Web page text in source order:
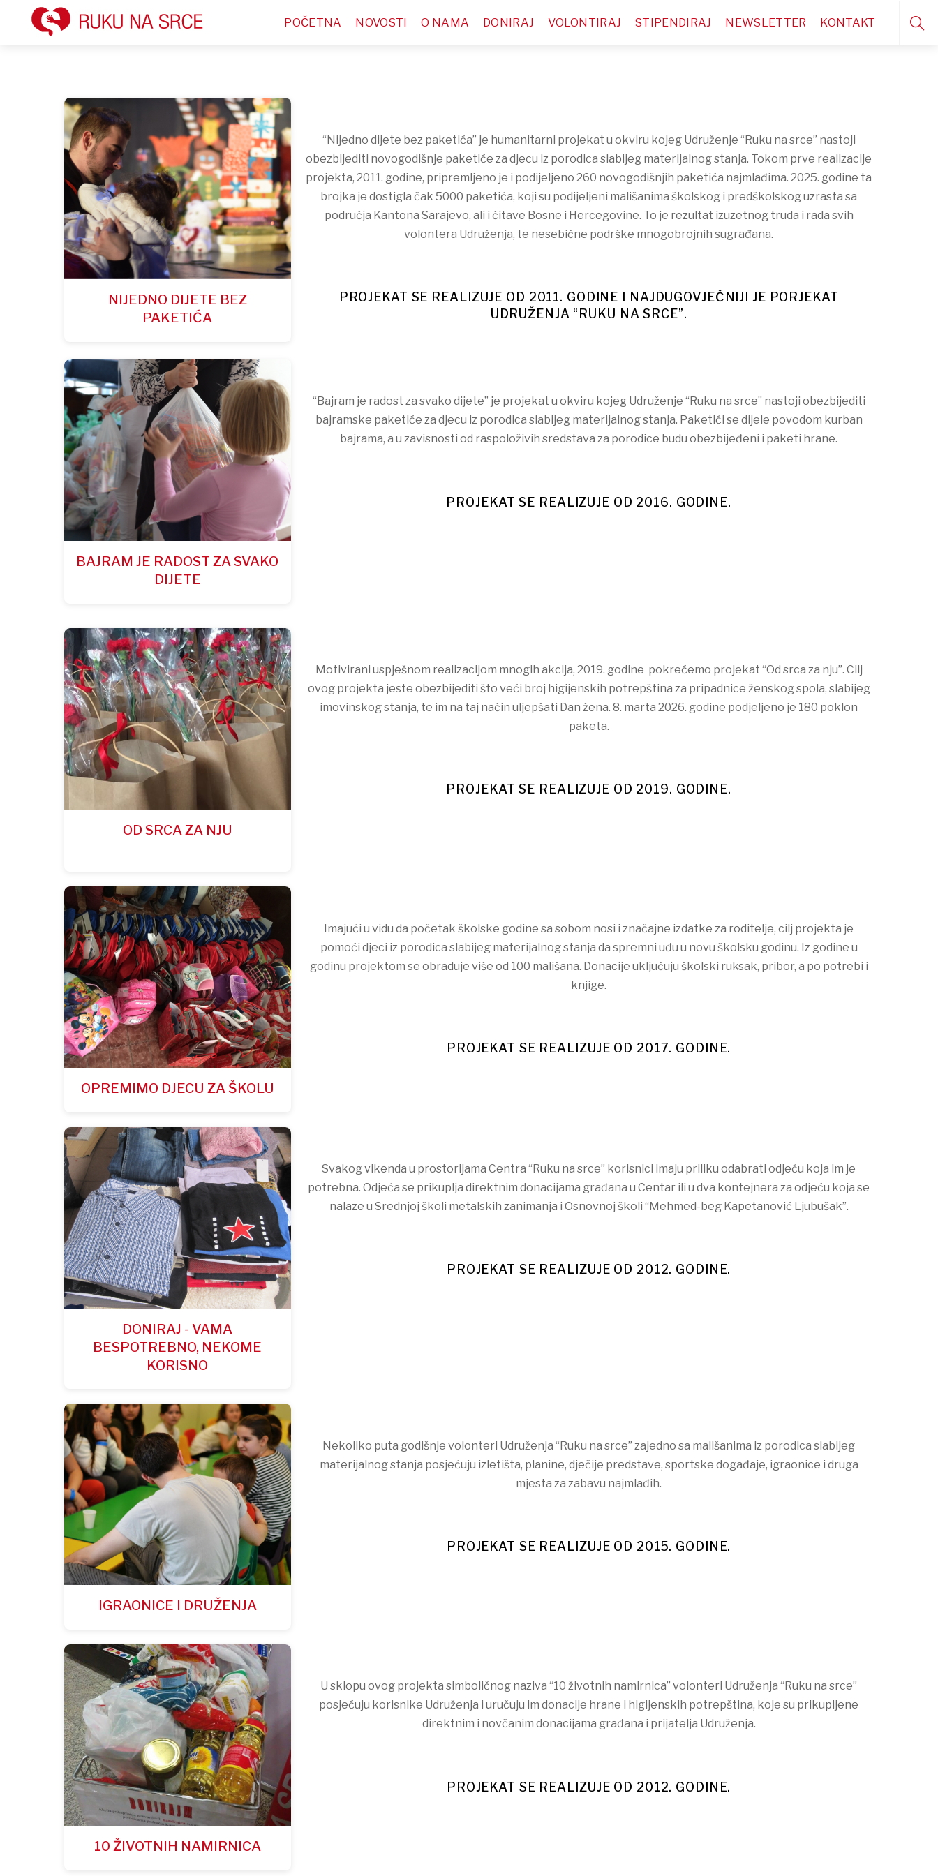
POČETNA NOVOSTI O NAMA DONIRAJ VOLONTIRAJ STIPENDIRAJ NEWSLETTER KONTAKT
NIJEDNO DIJETE BEZ
PAKETIĆA
“Nijedno dijete bez paketića” je humanitarni projekat u okviru kojeg Udruženje “Ruku na srce” nastoji
obezbijediti novogodišnje paketiće za djecu iz porodica slabijeg materijalnog stanja. Tokom prve realizacije
projekta, 2011. godine, pripremljeno je i podijeljeno 260 novogodišnjih paketića najmlađima. 2025. godine ta
brojka je dostigla čak 5000 paketića, koji su podijeljeni mališanima školskog i predškolskog uzrasta sa
područja Kantona Sarajevo, ali i čitave Bosne i Hercegovine. To je rezultat izuzetnog truda i rada svih
volontera Udruženja, te nesebične podrške mnogobrojnih sugrađana.
PROJEKAT SE REALIZUJE OD 2011. GODINE I NAJDUGOVJEČNIJI JE PORJEKAT
UDRUŽENJA “RUKU NA SRCE”.
BAJRAM JE RADOST ZA SVAKO
DIJETE
“Bajram je radost za svako dijete” je projekat u okviru kojeg Udruženje “Ruku na srce” nastoji obezbijediti
bajramske paketiće za djecu iz porodica slabijeg materijalnog stanja. Paketići se dijele povodom kurban
bajrama, a u zavisnosti od raspoloživih sredstava za porodice budu obezbijeđeni i paketi hrane.
PROJEKAT SE REALIZUJE OD 2016. GODINE.
OD SRCA ZA NJU
Motivirani uspješnom realizacijom mnogih akcija, 2019. godine pokrećemo projekat “Od srca za nju”. Cilj
ovog projekta jeste obezbijediti što veći broj higijenskih potrepština za pripadnice ženskog spola, slabijeg
imovinskog stanja, te im na taj način uljepšati Dan žena. 8. marta 2026. godine podjeljeno je 180 poklon
paketa.
PROJEKAT SE REALIZUJE OD 2019. GODINE.
OPREMIMO DJECU ZA ŠKOLU
Imajući u vidu da početak školske godine sa sobom nosi i značajne izdatke za roditelje, cilj projekta je
pomoći djeci iz porodica slabijeg materijalnog stanja da spremni uđu u novu školsku godinu. Iz godine u
godinu projektom se obraduje više od 100 mališana. Donacije uključuju školski ruksak, pribor, a po potrebi i
knjige.
PROJEKAT SE REALIZUJE OD 2017. GODINE.
DONIRAJ - VAMA
BESPOTREBNO, NEKOME
KORISNO
Svakog vikenda u prostorijama Centra “Ruku na srce” korisnici imaju priliku odabrati odjeću koja im je
potrebna. Odjeća se prikuplja direktnim donacijama građana u Centar ili u dva kontejnera za odjeću koja se
nalaze u Srednjoj školi metalskih zanimanja i Osnovnoj školi “Mehmed-beg Kapetanović Ljubušak”.
PROJEKAT SE REALIZUJE OD 2012. GODINE.
IGRAONICE I DRUŽENJA
Nekoliko puta godišnje volonteri Udruženja “Ruku na srce” zajedno sa mališanima iz porodica slabijeg
materijalnog stanja posjećuju izletišta, planine, dječije predstave, sportske događaje, igraonice i druga
mjesta za zabavu najmlađih.
PROJEKAT SE REALIZUJE OD 2015. GODINE.
10 ŽIVOTNIH NAMIRNICA
U sklopu ovog projekta simboličnog naziva “10 životnih namirnica” volonteri Udruženja “Ruku na srce”
posjećuju korisnike Udruženja i uručuju im donacije hrane i higijenskih potrepština, koje su prikupljene
direktnim i novčanim donacijama građana i prijatelja Udruženja.
PROJEKAT SE REALIZUJE OD 2012. GODINE.